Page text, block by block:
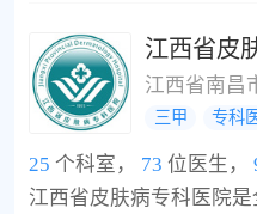
江西省皮
江西省南昌
三甲 专科
25 个科室， 73 位医生，